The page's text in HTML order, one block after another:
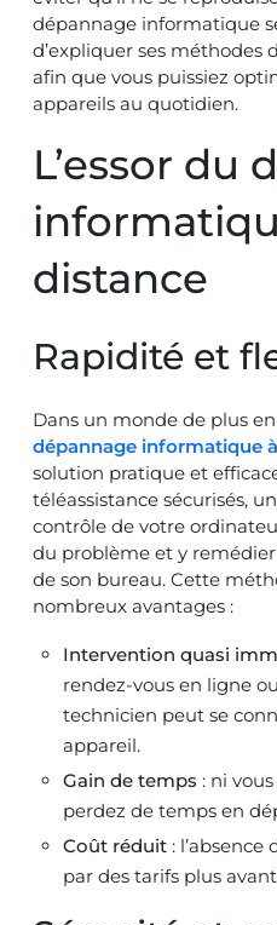
dépannage informatique
d’expliquer ses méthodes
afin que vous puissiez
appareils au quotidien.
L’essor du
distance
Rapidité et
Dans un monde de plus
dépannage informatique
solution pratique et
téléassistance sécurisés,
contrôle de votre
du problème et y
de son bureau. Cette
nombreux avantages :
Intervention quasi
rendez-vous en ligne
technicien peut se
appareil.
Gain de temps : ni
perdez de temps en
Coût réduit :
par des tarifs plus